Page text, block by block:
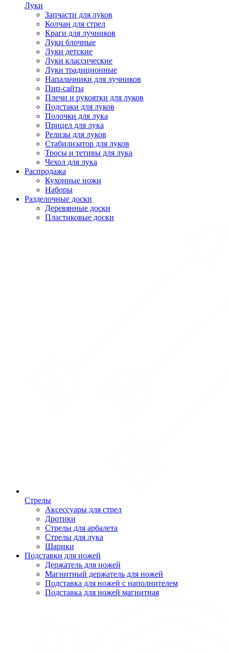
Луки
Запчасти для луков
Колчан для стрел
Краги для лучников
Луки блочные
Луки детские
Луки классические
Луки традиционные
Напальчники для лучников
Пип-сайты
Плечи и рукоятки для луков
Подстаки для луков
Полочки для лука
Прицел для лука
Релизы для луков
Стабилизатор для луков
Тросы и тетивы для лука
Чехол для лука
Распродажа
Кухонные ножи
Наборы
Разделочные доски
Деревянные доски
Пластиковые доски
Стрелы
Аксессуары для стрел
Дротики
Стрелы для арбалета
Стрелы для лука
Шарики
Подставки для ножей
Держатель для ножей
Магнитный держатель для ножей
Подставка для ножей с наполнителем
Подставка для ножей магнитная